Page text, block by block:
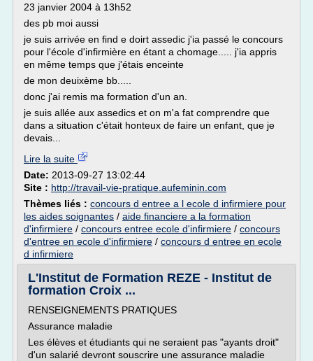
23 janvier 2004 à 13h52
des pb moi aussi
je suis arrivée en find e doirt assedic j'ia passé le concours
pour l'école d'infirmière en étant a chomage..... j'ia appris
en même temps que j'étais enceinte
de mon deuixème bb.....
donc j'ai remis ma formation d'un an.
je suis allée aux assedics et on m'a fat comprendre que
dans a situation c'était honteux de faire un enfant, que je
devais...
Lire la suite
Date: 2013-09-27 13:02:44
Site : http://travail-vie-pratique.aufeminin.com
Thèmes liés : concours d entree a l ecole d infirmiere pour
les aides soignantes / aide financiere a la formation
d'infirmiere / concours entree ecole d'infirmiere / concours
d'entree en ecole d'infirmiere / concours d entree en ecole
d infirmiere
L'Institut de Formation REZE - Institut de
formation Croix ...
RENSEIGNEMENTS PRATIQUES
Assurance maladie
Les élèves et étudiants qui ne seraient pas "ayants droit"
d'un salarié devront souscrire une assurance maladie